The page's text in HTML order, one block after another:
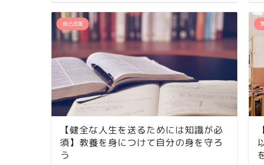
自己改革
【健全な人生を送るためには知識が必
須】教養を身につけて自分の身を守ろ
う